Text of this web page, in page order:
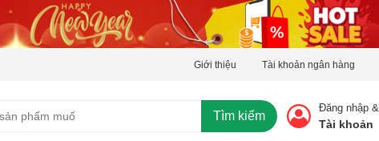
Giới thiệu Tài khoản ngân hàng
Tìm kiếm
Đăng nhập &
Tài khoản